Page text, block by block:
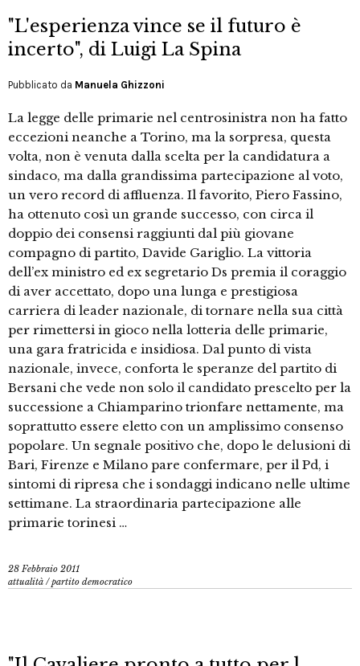
"L'esperienza vince se il futuro è
incerto", di Luigi La Spina
Pubblicato da Manuela Ghizzoni
La legge delle primarie nel centrosinistra non ha fatto
eccezioni neanche a Torino, ma la sorpresa, questa
volta, non è venuta dalla scelta per la candidatura a
sindaco, ma dalla grandissima partecipazione al voto,
un vero record di affluenza. Il favorito, Piero Fassino,
ha ottenuto così un grande successo, con circa il
doppio dei consensi raggiunti dal più giovane
compagno di partito, Davide Gariglio. La vittoria
dell’ex ministro ed ex segretario Ds premia il coraggio
di aver accettato, dopo una lunga e prestigiosa
carriera di leader nazionale, di tornare nella sua città
per rimettersi in gioco nella lotteria delle primarie,
una gara fratricida e insidiosa. Dal punto di vista
nazionale, invece, conforta le speranze del partito di
Bersani che vede non solo il candidato prescelto per la
successione a Chiamparino trionfare nettamente, ma
soprattutto essere eletto con un amplissimo consenso
popolare. Un segnale positivo che, dopo le delusioni di
Bari, Firenze e Milano pare confermare, per il Pd, i
sintomi di ripresa che i sondaggi indicano nelle ultime
settimane. La straordinaria partecipazione alle
primarie torinesi …
28 Febbraio 2011
attualità /partito democratico